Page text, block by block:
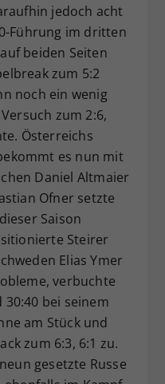
jedoch acht
Führung im dritten
beiden Seiten
zum 5:2
noch ein wenig
zum 2:6,
Österreichs
es nun mit
Daniel Altmaier
Ofner setzte
Saison
Steirer
Elias Ymer
verbuchte
30:40 bei seinem
am Stück und
zum 6:3, 6:1 zu.
gesetzte Russe